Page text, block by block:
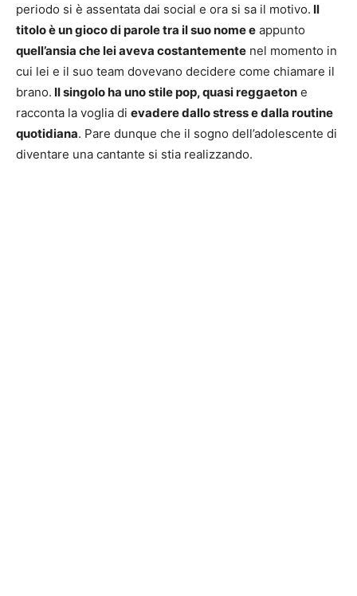
periodo si è assentata dai social e ora si sa il motivo. Il
titolo è un gioco di parole tra il suo nome e appunto
quell’ansia che lei aveva costantemente nel momento in
cui lei e il suo team dovevano decidere come chiamare il
brano. Il singolo ha uno stile pop, quasi reggaeton e
racconta la voglia di evadere dallo stress e dalla routine
quotidiana. Pare dunque che il sogno dell’adolescente di
diventare una cantante si stia realizzando.